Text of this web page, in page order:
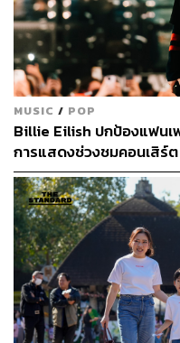
MUSIC / POP
Billie Eilish ปกป้องแฟนเ
การแสดงช่วงชมคอนเสิร์ต